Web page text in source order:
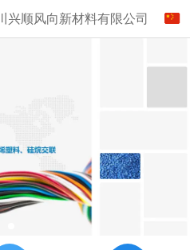
兴顺风向新材料有限公司